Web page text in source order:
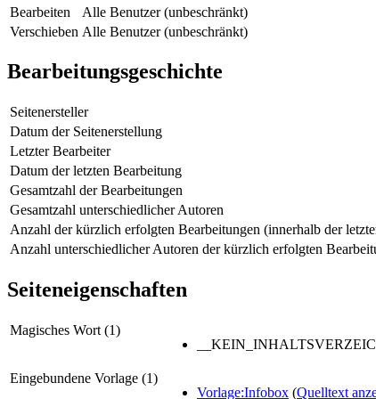
Bearbeiten
Alle Benutzer (unbeschränkt)
Verschieben Alle Benutzer (unbeschränkt)
Bearbeitungsgeschichte
Seitenersteller
Datum der Seitenerstellung
Letzter Bearbeiter
Datum der letzten Bearbeitung
Gesamtzahl der Bearbeitungen
Gesamtzahl unterschiedlicher Autoren
Anzahl der kürzlich erfolgten Bearbeitungen (innerhalb der
Anzahl unterschiedlicher Autoren der kürzlich erfolgten
Seiteneigenschaften
Magisches Wort (1)
Eingebundene Vorlage (1)
Vorlage:Infobox (Quelltext